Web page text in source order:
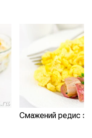
Смажений редис з